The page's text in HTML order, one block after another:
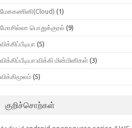
மேககணினி(Cloud) (1)
மோசில்லா பொதுக்குரல் (9)
விக்கிப்பீடியா (5)
விக்கிப்பீடியா:விக்கி மின்மினிகள் (3)
விக்கிமூலம் (5)
குறிச்சொற்கள்